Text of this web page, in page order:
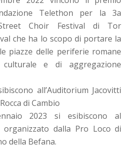
Telethon per la 3a
Choir Festival di Tor
che ha lo scopo di portare la
piazze delle periferie romane
e di aggregazione
all’Auditorium Jacovitti
di Cambio
2023 si esibiscono al
organizzato dalla Pro Loco di
della Befana.